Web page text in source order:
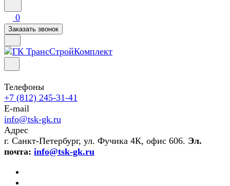
0
Заказать звонок
Телефоны
+7 (812) 245-31-41
E-mail
info@tsk-gk.ru
Адрес
г. Санкт-Петербург, ул. Фучика 4К, офис 606. Эл.
почта: info@tsk-gk.ru